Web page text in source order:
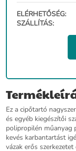
ELÉRHETŐSÉG:
SZÁLLÍTÁS:
Ez a cipőtartó
és egyéb kiegészítői
polipropilén műanyag
kevés karbantartást
vázak erős